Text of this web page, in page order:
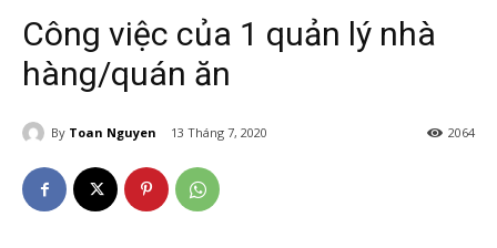
Công việc của 1 quản lý nhà
hàng/quán ăn
By Toan Nguyen 13 Tháng 7, 2020 2064